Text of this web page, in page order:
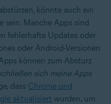
könnte auch ein
sein. Manche Apps sind
fehlerhafte Updates oder
oder Android-Versionen
können zum Absturz
sich meine Apps
dass Chrome und
aktualisiert wurden, um